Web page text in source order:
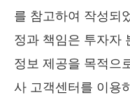
를 참고하여 작성되
정과 책임은 투자자
정보 제공을 목적으
사 고객센터를 이용